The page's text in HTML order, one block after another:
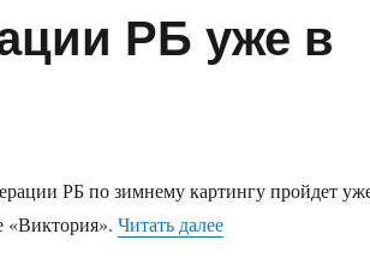
РБ уже в
РБ по зимнему картингу пройдет
«Виктория». Читать далее«Второй этап